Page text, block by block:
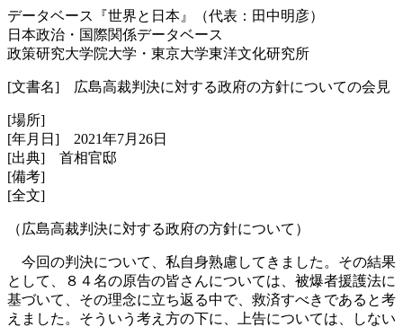
データベース『世界と日本』（代表：田中明彦）
日本政治・国際関係データベース
政策研究大学院大学・東京大学東洋文化研究所
[文書名] 広島高裁判決に対する政府の方針についての会見
[場所]
[年月日] 2021年7月26日
[出典] 首相官邸
[備考]
[全文]
（広島高裁判決に対する政府の方針について）
今回の判決について、私自身熟慮してきました。その結果
として、８４名の原告の皆さんについては、被爆者援護法に
基づいて、その理念に立ち返る中で、救済すべきであると考
えました。そういう考え方の下に、上告については、しない